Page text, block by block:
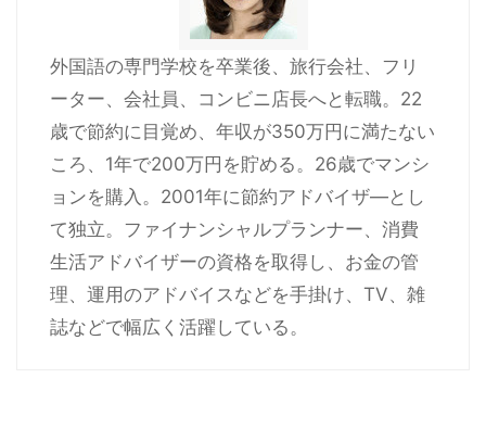
外国語の専門学校を卒業後、旅行会社、フリ
ーター、会社員、コンビニ店長へと転職。22
歳で節約に目覚め、年収が350万円に満たない
ころ、1年で200万円を貯める。26歳でマンシ
ョンを購入。2001年に節約アドバイザ―とし
て独立。ファイナンシャルプランナー、消費
生活アドバイザーの資格を取得し、お金の管
理、運用のアドバイスなどを手掛け、TV、雑
誌などで幅広く活躍している。